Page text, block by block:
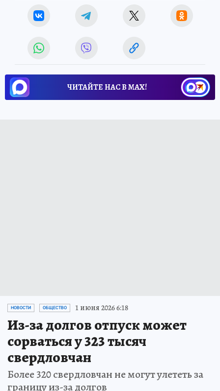
ЧИТАЙТЕ НАС В МАХ!
НОВОСТИ ОБЩЕСТВО 1 июня 2026 6:18
Из-за долгов отпуск может
сорваться у 323 тысяч
свердловчан
Более 320 свердловчан не могут улететь за
границу из-за долгов